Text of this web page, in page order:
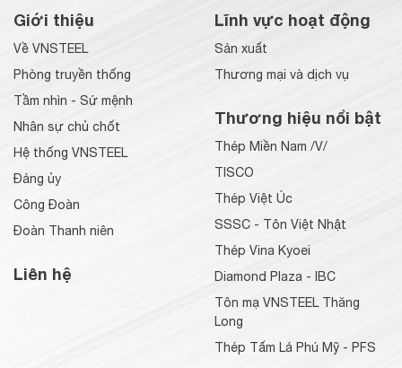
Giới thiệu
Về VNSTEEL
Phòng truyền thống
Tầm nhìn - Sứ mệnh
Nhân sự chủ chốt
Hệ thống VNSTEEL
Đảng ủy
Công Đoàn
Đoàn Thanh niên
Liên hệ
Lĩnh vực hoạt động
Sản xuất
Thương mại và dịch vụ
Thương hiệu nổi bật
Thép Miền Nam /V/
TISCO
Thép Việt Úc
SSSC - Tôn Việt Nhật
Thép Vina Kyoei
Diamond Plaza - IBC
Tôn mạ VNSTEEL Thăng
Long
Thép Tấm Lá Phú Mỹ - PFS